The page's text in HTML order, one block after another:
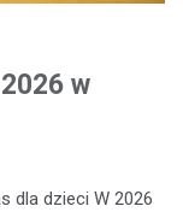
w
dla dzieci W 2026